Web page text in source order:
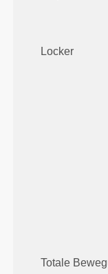
Locker
Totale